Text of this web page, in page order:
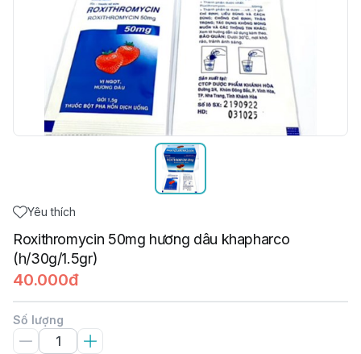
Yêu thích
Roxithromycin 50mg hương dâu khapharco
(h/30g/1.5gr)
40.000đ
Số lượng